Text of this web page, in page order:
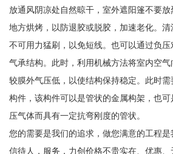
放通风阴凉处自然晾干，室外遮阳篷不要
地方烘烤，以防退胶或脱胶，加速老化。清
不可用力猛刷，以免短线。也可以通过负
气承结构。此时，利用机械方法将室内空
较膜外气压低，以使结构保持稳定。此时
构件，该构件可以是管状的金属构架，也
压气体而具有一定抗弯刚度的管状。
您的需要是我们的追求，做您满意的工程
信待人，服务，力创价格不贵实在、优惠